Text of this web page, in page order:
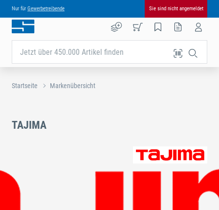
Nur für Gewerbetreibende Sie sind nicht angemeldet
Jetzt über 450.000 Artikel finden
Startseite Markenübersicht
TAJIMA